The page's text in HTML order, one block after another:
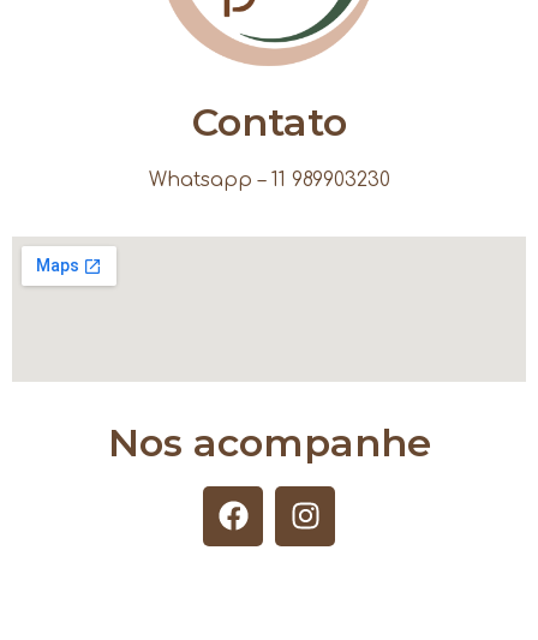
Contato
Whatsapp – 11 989903230
Nos acompanhe